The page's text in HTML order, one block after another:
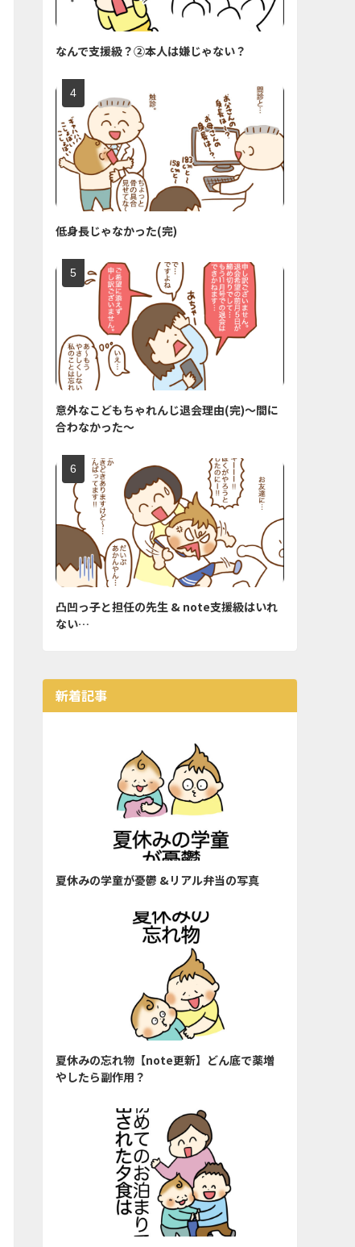
なんで支援級？②本人は嫌じゃない？
低身長じゃなかった(完)
意外なこどもちゃれんじ退会理由(完)〜間に
合わなかった〜
凸凹っ子と担任の先生 & note支援級はいれ
ない…
新着記事
夏休みの学童が憂鬱 &リアル弁当の写真
夏休みの忘れ物【note更新】どん底で薬増
やしたら副作用？